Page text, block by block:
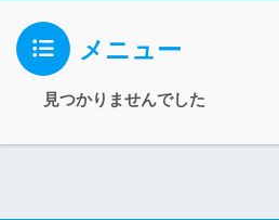
メニュー
見つかりませんでした